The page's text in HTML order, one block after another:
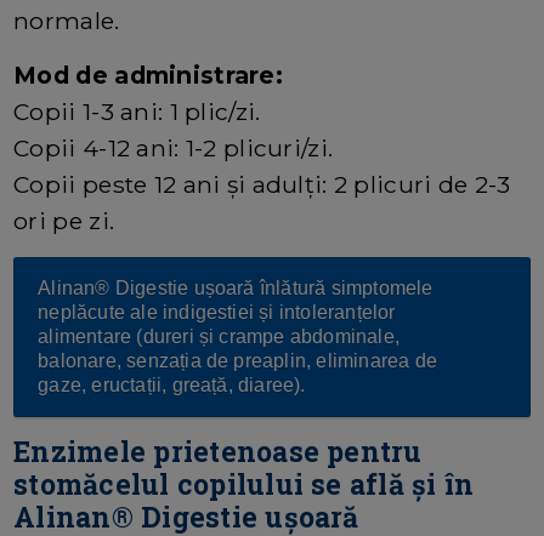
normale.
Mod de administrare:
Copii 1-3 ani: 1 plic/zi.
Copii 4-12 ani: 1-2 plicuri/zi.
Copii peste 12 ani și adulți: 2 plicuri de 2-3
ori pe zi.
Alinan® Digestie ușoară înlătură simptomele
neplăcute ale indigestiei și intoleranțelor
alimentare (dureri și crampe abdominale,
balonare, senzația de preaplin, eliminarea de
gaze, eructații, greață, diaree).
Enzimele prietenoase pentru
stomăcelul copilului se află și în
Alinan® Digestie ușoară